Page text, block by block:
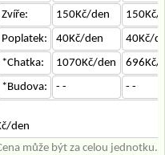
Zvíře: 150Kč/den
150Kč/
Poplatek: 40Kč/den
40Kč/
*Chatka: 1070Kč/den
696Kč/
*Budova: - -
- -
den
může být za celou jednotku.